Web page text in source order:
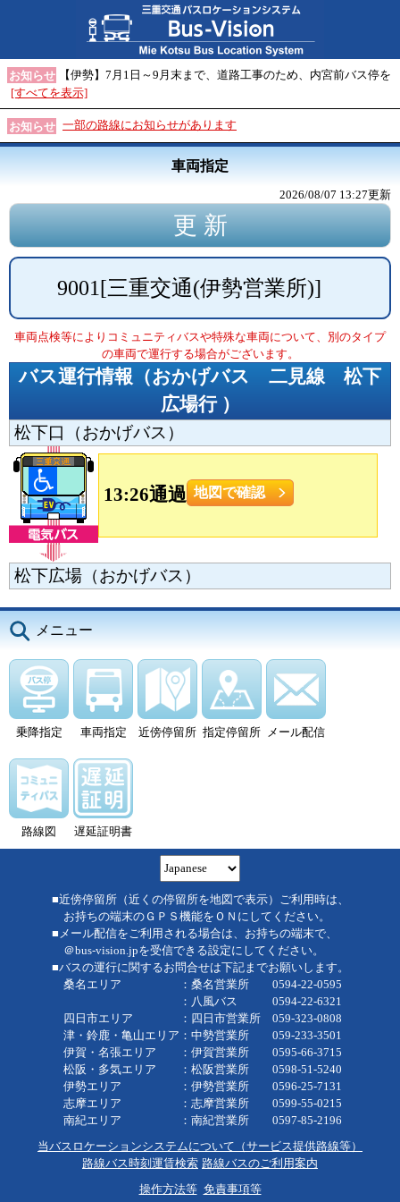
お知らせ
【伊勢】7月1日～9月末まで、道路工事のため、内宮前バス停を
[すべてを表示]
お知らせ 一部の路線にお知らせがあります
車両指定
2026/08/07 13:27更新
9001[三重交通(伊勢営業所)]
車両点検等によりコミュニティバスや特殊な車両について、別のタイプ
の車両で運行する場合がございます。
バス運行情報（おかげバス 二見線 松下
広場行 ）
松下口（おかげバス）
13:26通過 地図で確認
松下広場（おかげバス）
メニュー
乗降指定 車両指定 近傍停留所 指定停留所 メール配信
路線図 遅延証明書
■近傍停留所（近くの停留所を地図で表示）ご利用時は、
お持ちの端末のＧＰＳ機能をＯＮにしてください。
■メール配信をご利用される場合は、お持ちの端末で、
＠bus-vision.jpを受信できる設定にしてください。
■バスの運行に関するお問合せは下記までお願いします。
桑名エリア ：桑名営業所 0594-22-0595
：八風バス 0594-22-6321
四日市エリア ：四日市営業所 059-323-0808
津・鈴鹿・亀山エリア：中勢営業所 059-233-3501
伊賀・名張エリア ：伊賀営業所 0595-66-3715
松阪・多気エリア ：松阪営業所 0598-51-5240
伊勢エリア ：伊勢営業所 0596-25-7131
志摩エリア ：志摩営業所 0599-55-0215
南紀エリア ：南紀営業所 0597-85-2196
当バスロケーションシステムについて（サービス提供路線等）
路線バス時刻運賃検索 路線バスのご利用案内
操作方法等 免責事項等